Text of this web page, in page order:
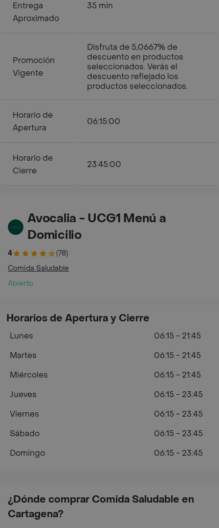
Entrega
Aproximado
35 min
Promoción
Vigente
Disfruta de 5,0667% de
descuento en productos
seleccionados. Verás el
descuento reflejado los
productos seleccionados.
Horario de
Apertura
06:15:00
Horario de
Cierre
23:45:00
Avocalia - UCG1 Menú a
Domicilio
4
(78)
Comida Saludable
Abierto
¿Dónde comprar Comida Saludable en
Cartagena?
Horarios de Apertura y Cierre
Lunes
06:15 - 21:45
Martes
06:15 - 21:45
Miércoles
06:15 - 21:45
Jueves
06:15 - 23:45
Viernes
06:15 - 23:45
Sábado
06:15 - 23:45
Domingo
06:15 - 23:45